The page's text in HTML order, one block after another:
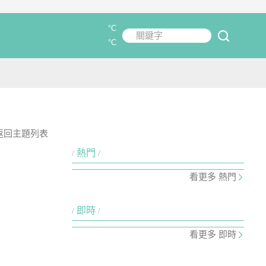
關鍵字
°C
°C
回主題列表
熱門
看更多 熱門
即時
看更多 即時